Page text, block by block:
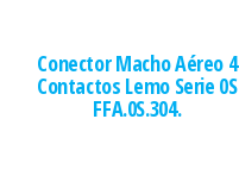
Conector Macho Aéreo 4
Contactos Lemo Serie 0S
FFA.0S.304.